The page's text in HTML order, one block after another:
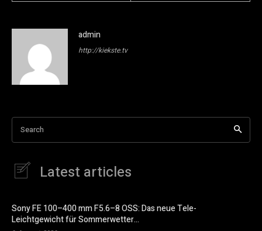
admin
http://kiekste.tv
Search
Latest articles
Sony FE 100–400 mm F5.6–8 OSS: Das neue Tele-
Leichtgewicht für Sommerwetter…